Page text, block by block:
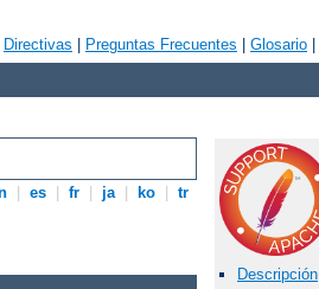
Directivas Preguntas Frecuentes Glosario
es fr ja ko tr
Descripción